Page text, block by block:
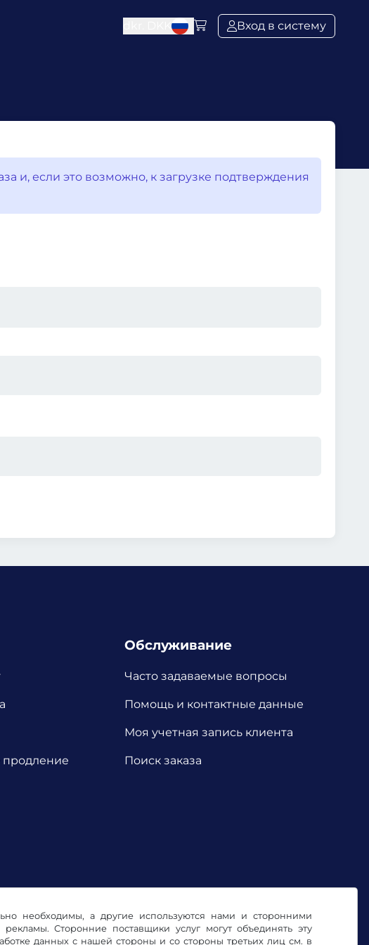
необходимы, а другие используются нами и сторонними
Сторонние поставщики услуг могут объединять эту
данных с нашей стороны и со стороны третьих лиц см. в
Вход в систему
и, если это возможно, к загрузке подтверждения
продление
Обслуживание
Часто задаваемые вопросы
Помощь и контактные данные
Моя учетная запись клиента
Поиск заказа